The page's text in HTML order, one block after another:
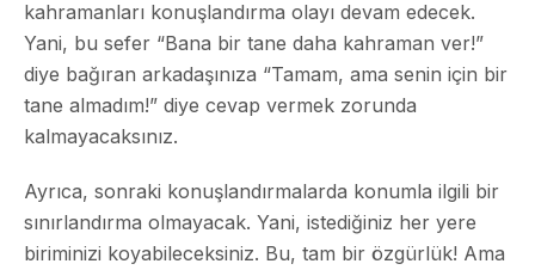
kahramanları konuşlandırma olayı devam edecek.
Yani, bu sefer “Bana bir tane daha kahraman ver!”
diye bağıran arkadaşınıza “Tamam, ama senin için bir
tane almadım!” diye cevap vermek zorunda
kalmayacaksınız.
Ayrıca, sonraki konuşlandırmalarda konumla ilgili bir
sınırlandırma olmayacak. Yani, istediğiniz her yere
biriminizi koyabileceksiniz. Bu, tam bir özgürlük! Ama